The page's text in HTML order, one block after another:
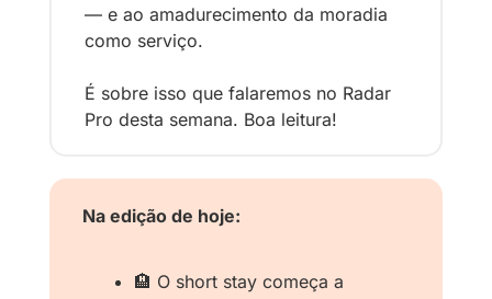
— e ao amadurecimento da moradia
como serviço.
É sobre isso que falaremos no Radar
Pro desta semana. Boa leitura!
Na edição de hoje:
🏨 O short stay começa a